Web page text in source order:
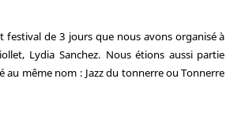
festival de 3 jours que nous avons organisé à
Lydia Sanchez. Nous étions aussi partie
au même nom : Jazz du tonnerre ou Tonnerre